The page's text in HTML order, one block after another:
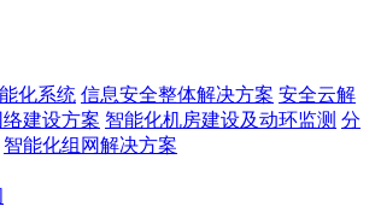
化系统 信息安全整体解决方案 安全云解
建设方案 智能化机房建设及动环监测 分
智能化组网解决方案